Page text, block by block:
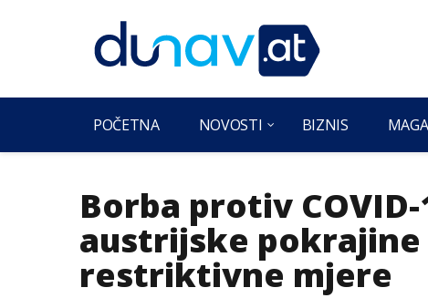
POČETNA NOVOSTI BIZNIS
Borba protiv
austrijske
restriktivne mjere